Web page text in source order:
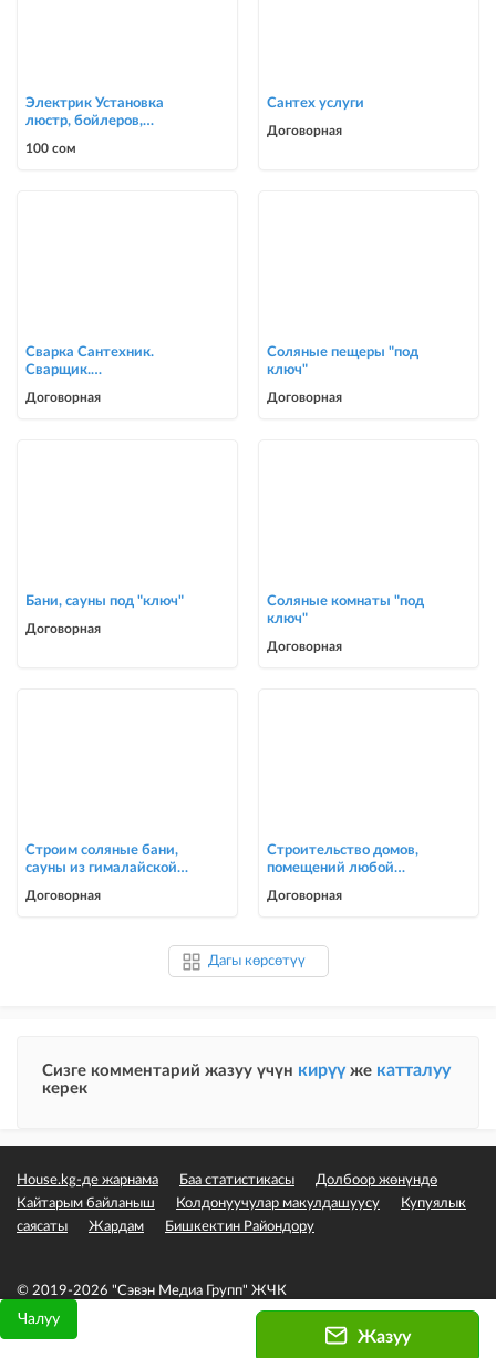
Чалуу
Жазуу
Электрик Установка
люстр, бойлеров,
0700303090
100 сом
Сантех услуги
Договорная
Сварка Сантехник.
Сварщик.
сварочные работы в Биш
Договорная
Соляные пещеры "под
ключ"
Договорная
Бани, сауны под "ключ"
Договорная
Соляные комнаты "под
ключ"
Договорная
Строим соляные бани,
сауны из гималайской
Договорная
Строительство домов,
помещений любой
Договорная
Дагы көрсөтүү
Сизге комментарий жазуу үчүн кирүү же катталуу
керек
House.kg-де жарнама Баа статистикасы
Долбоор жөнүндө
Кайтарым байланыш
Колдонуучулар макулдашуусу
Купуялык
саясаты
Жардам Бишкектин Райондору
© 2019-2026 "Сэвэн Медиа Групп" ЖЧК